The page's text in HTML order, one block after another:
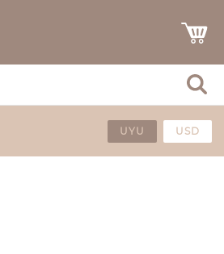
UYU USD